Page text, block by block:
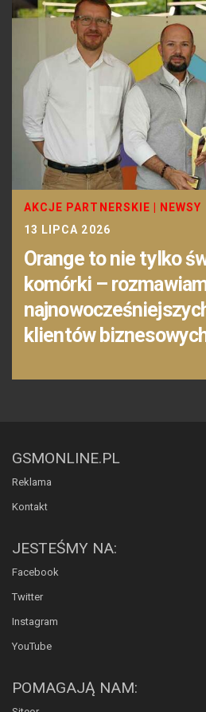
AKCJE PARTNERSKIE
NEWSY
13 LIPCA 2026
Orange to nie tylko
komórki –
klientów
GSMONLINE.PL
Reklama
Kontakt
JESTEŚMY NA:
Facebook
Twitter
Instagram
YouTube
POMAGAJĄ NAM: